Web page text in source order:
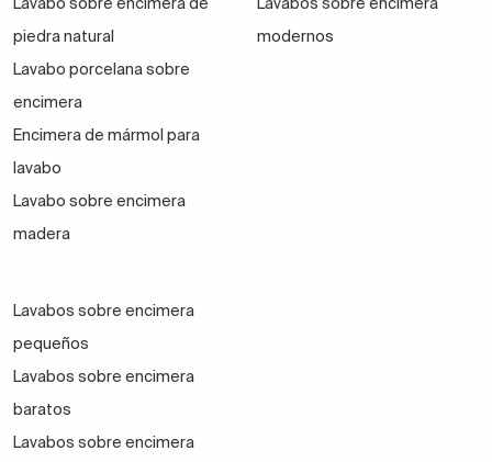
Lavabo sobre encimera de
piedra natural
Lavabo porcelana sobre
encimera
Encimera de mármol para
lavabo
Lavabo sobre encimera
madera
Lavabos sobre encimera
modernos
Lavabos sobre encimera
pequeños
Lavabos sobre encimera
baratos
Lavabos sobre encimera